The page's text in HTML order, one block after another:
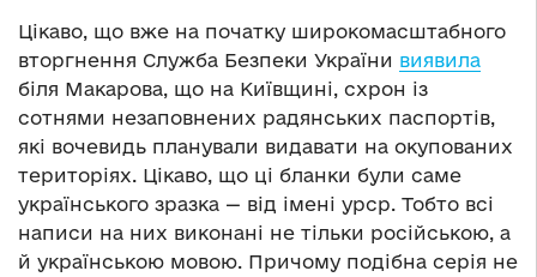
Цікаво, що вже на початку широкомасштабного
вторгнення Служба Безпеки України виявила
біля Макарова, що на Київщині, схрон із
сотнями незаповнених радянських паспортів,
які вочевидь планували видавати на окупованих
територіях. Цікаво, що ці бланки були саме
українського зразка — від імені урср. Тобто всі
написи на них виконані не тільки російською, а
й українською мовою. Причому подібна серія не